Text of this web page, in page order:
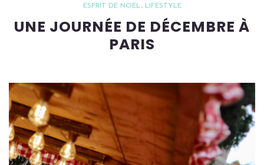
ESPRIT DE NOËL LIFESTYLE
UNE JOURNÉE DE DÉCEMBRE À
PARIS